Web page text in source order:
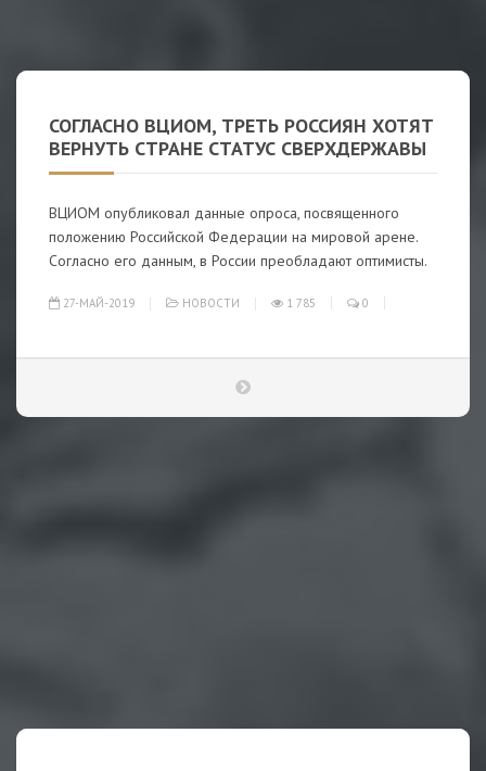
СОГЛАСНО ВЦИОМ, ТРЕТЬ РОССИЯН ХОТЯТ
ВЕРНУТЬ СТРАНЕ СТАТУС СВЕРХДЕРЖАВЫ
ВЦИОМ опубликовал данные опроса, посвященного
положению Российской Федерации на мировой арене.
Согласно его данным, в России преобладают оптимисты.
27-МАЙ-2019 НОВОСТИ 1 785 0